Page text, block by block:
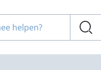
helpen?